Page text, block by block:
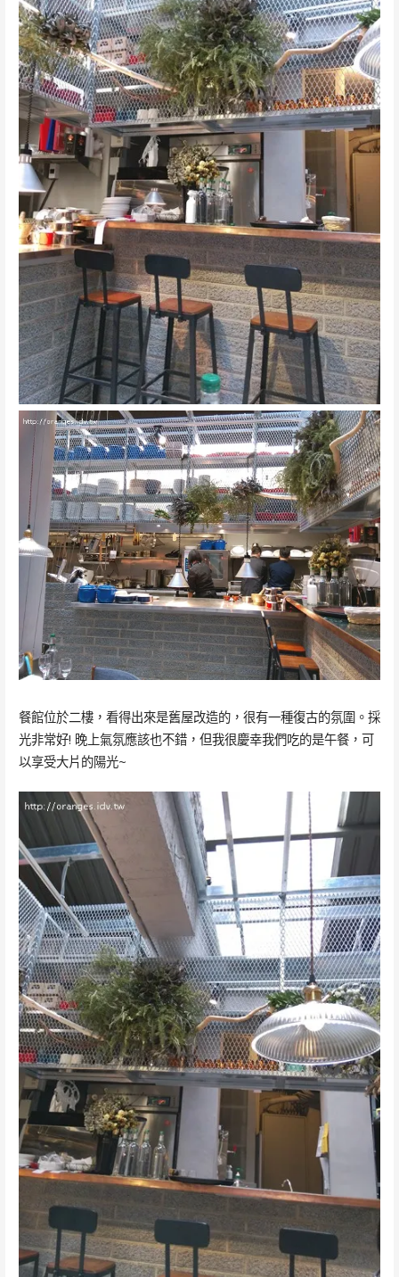
餐館位於二樓，看得出來是舊屋改造的，很有一種復古的氛圍。採
光非常好! 晚上氣氛應該也不錯，但我很慶幸我們吃的是午餐，可
以享受大片的陽光~